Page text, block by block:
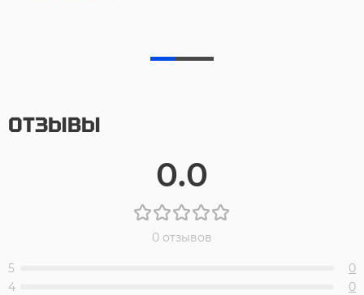
ОТЗЫВЫ
0.0
0 отзывов
5
0
4
0